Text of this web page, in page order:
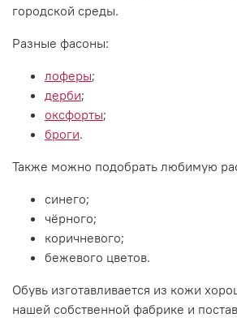
городской среды.
Разные фасоны:
лоферы;
дерби;
оксфорты;
броги.
Также можно подобрать любимую
синего;
чёрного;
коричневого;
бежевого цветов.
Обувь изготавливается из кожи
нашей собственной фабрике и